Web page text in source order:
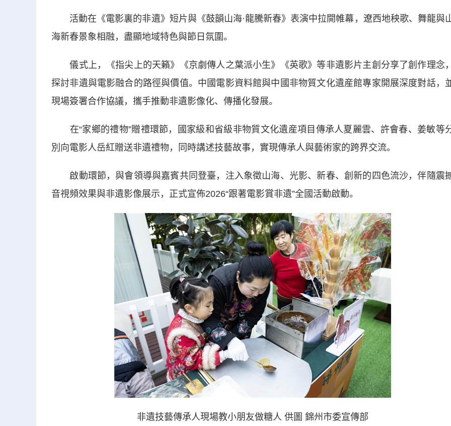
活動在《電影裏的非遺》短片與《鼓韻山海·龍騰新春》表演中拉開帷幕，遼西地秧歌、舞龍與
海新春景象相融，盡顯地域特色與節日氛圍。
儀式上，《指尖上的天籟》《京劇傳人之葉派小生》《英歌》等非遺影片主創分享了創作理念
探討非遺與電影融合的路徑與價值。中國電影資料館與中國非物質文化遺産館專家開展深度對話，
現場簽署合作協議，攜手推動非遺影像化、傳播化發展。
在“家鄉的禮物”贈禮環節，國家級和省級非物質文化遺産項目傳承人夏麗雲、許會春、姜敏等
別向電影人岳紅贈送非遺禮物，同時講述技藝故事，實現傳承人與藝術家的跨界交流。
啟動環節，與會領導與嘉賓共同登臺，注入象徵山海、光影、新春、創新的四色流沙，伴隨震
音視頻效果與非遺影像展示，正式宣佈2026“跟著電影賞非遺”全國活動啟動。
非遺技藝傳承人現場教小朋友做糖人 供圖 錦州市委宣傳部